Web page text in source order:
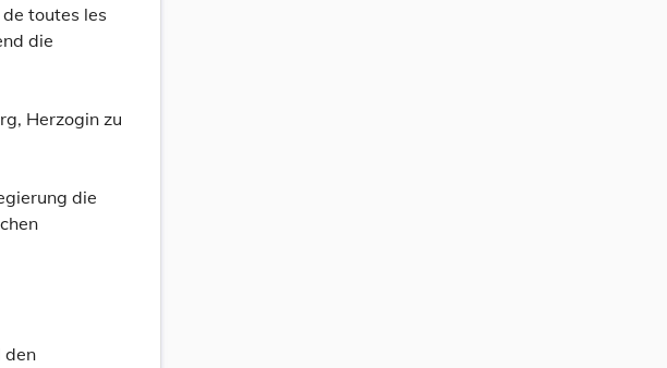
toutes les
die
Herzogin zu
die
den